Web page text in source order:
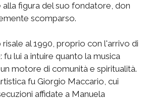
figura del suo fondatore, don
scomparso.
al 1990, proprio con l'arrivo di
fu lui a intuire quanto la musica
motore di comunità e spiritualità.
fu Giorgio Maccario, cui
affidate a Manuela